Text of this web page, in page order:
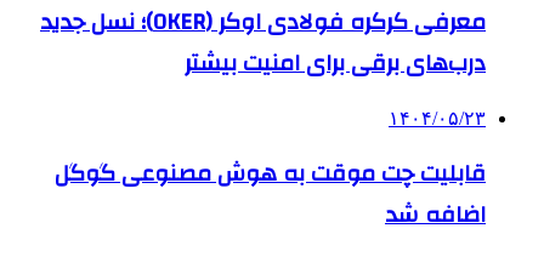
معرفی کرکره فولادی اوکر (OKER)؛ نسل جدید
درب‌های برقی برای امنیت بیشتر
۱۴۰۴/۰۵/۲۳
قابلیت چت موقت به هوش مصنوعی گوگل
اضافه شد